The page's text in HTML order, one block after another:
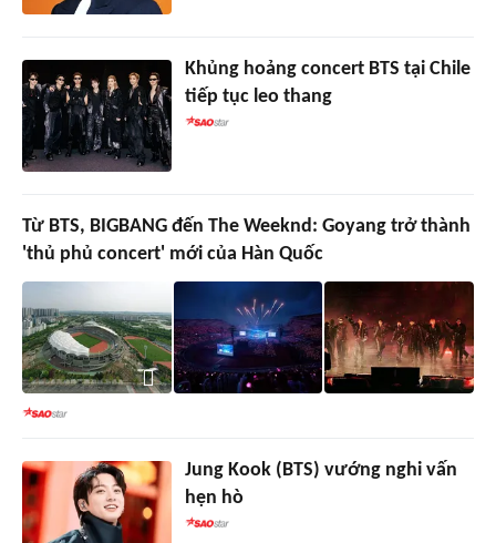
Khủng hoảng concert BTS tại Chile
tiếp tục leo thang
Từ BTS, BIGBANG đến The Weeknd: Goyang trở thành
'thủ phủ concert' mới của Hàn Quốc
Jung Kook (BTS) vướng nghi vấn
hẹn hò